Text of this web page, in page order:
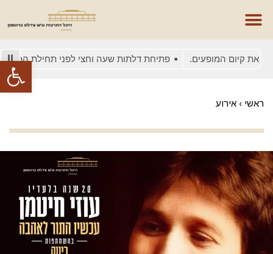
פתח קיום המופעים. פתיחת דלתות שעה וחצי לפני תחילת המופע
ראשי › אירוע